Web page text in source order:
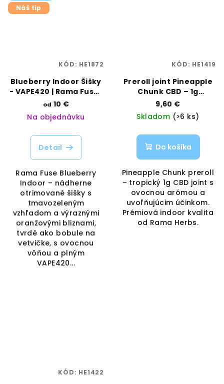
Náš tip
Blueberry Indoor Šišky
- VAPE420 | Rama Fuse |
Vaporama
od 10 €
Na objednávku
Detail
Rama Fuse Blueberry
Indoor – nádherne
otrimované šišky s
tmavozeleným
vzhľadom a výraznými
oranžovými bliznami,
tvrdé ako bobule na
vetvičke, s ovocnou
vôňou a plným
VAPE420...
KÓD: HE1872
Preroll joint Pineapple
Chunk CBD – 1g
tropický suvenír | Rama
Herbs | Vaporama
9,60 €
Skladom (>6 ks)
Do košíka
Pineapple Chunk preroll
– tropický 1g CBD joint s
ovocnou arómou a
uvoľňujúcim účinkom.
Prémiová indoor kvalita
od Rama Herbs.
KÓD: HE1419
KÓD: HE1422